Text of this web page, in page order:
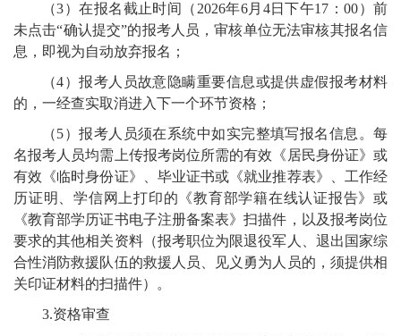
（3）在报名截止时间（ 2026年6月 4日下午17 ：00）前
未点击“确认提交”的报考人员，审核单位无法审核其报名信
息，即视为自动放弃报名；
（4）报考人员故意隐瞒重要信息或提供虚假报考材料
的，一经查实取消进入下一个环节资格；
（5）报考人员须在系统中如实完整填写报名信息。每
名报考人员均需上传报考岗位所需的有效《居民身份证》或
有效《临时身份证》、毕业证书或《就业推荐表》
、工作经
历证明
学信网上打印的《教育部学籍在线认证报告》或
《教育部学历证书电子注册备案表》扫描件 ， 以及报考岗位
要求的其他相关资料（报考职位为限退役军人、退出国家综
合性消防救援队伍的救援人员
见义勇为人员的，须提供相
关印证材料的扫描件）
。
3.资格审查